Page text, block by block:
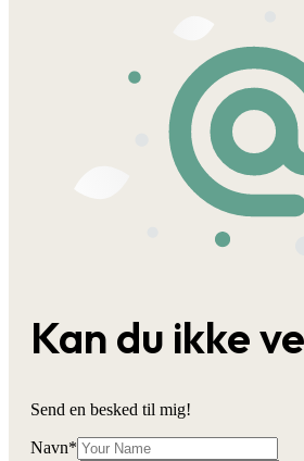
Kan du ikke
Send en besked til mig!
Navn*